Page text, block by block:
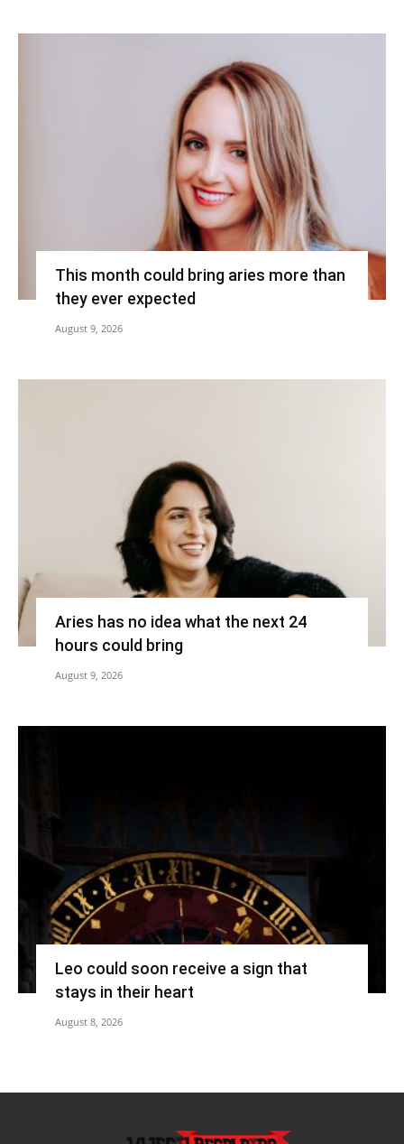
This month could bring aries more than
they ever expected
August 9, 2026
Aries has no idea what the next 24
hours could bring
August 9, 2026
Leo could soon receive a sign that
stays in their heart
August 8, 2026